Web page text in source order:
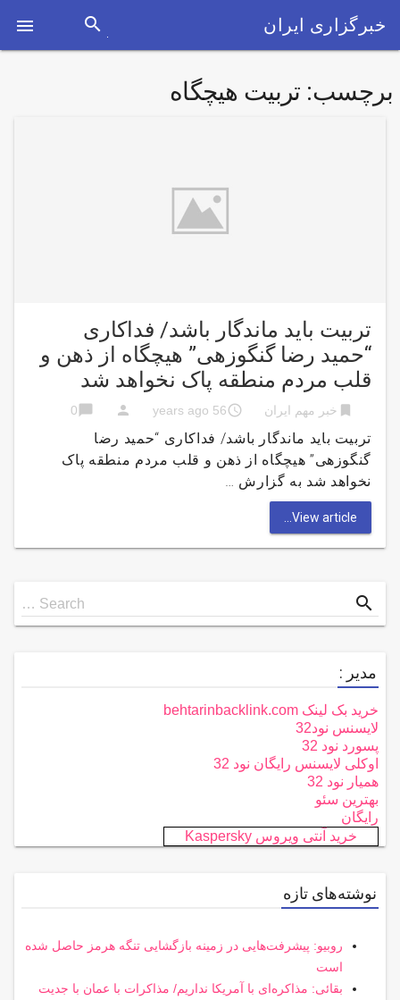
 خبرگزاری ایران search
برچسب: تربیت هیچگاه
تربیت باید ماندگار باشد/ فداکاری
“حمید رضا گنگوزهی” هیچگاه از ذهن و
قلب مردم منطقه پاک نخواهد شد
bookmark خبر مهم ایران access_time
56 years ago
person
chat_bubble
0
تربیت باید ماندگار باشد/ فداکاری “حمید رضا
گنگوزهی” هیچگاه از ذهن و قلب مردم منطقه پاک
نخواهد شد به گزارش …
View article...
Search
for
Search … search
مدیر :
خرید بک لینک behtarinbacklink.com
لایسنس نود32
پسورد نود 32
اوکلی لایسنس رایگان نود 32
همیار نود 32
بهترین سئو
رایگان
خرید آنتی ویروس Kaspersky
نوشته‌های تازه
روبیو: پیشرفت‌هایی در زمینه بازگشایی تنگه هرمز حاصل شده
است
بقائی: مذاکره‌ای با آمریکا نداریم/ مذاکرات با عمان با جدیت